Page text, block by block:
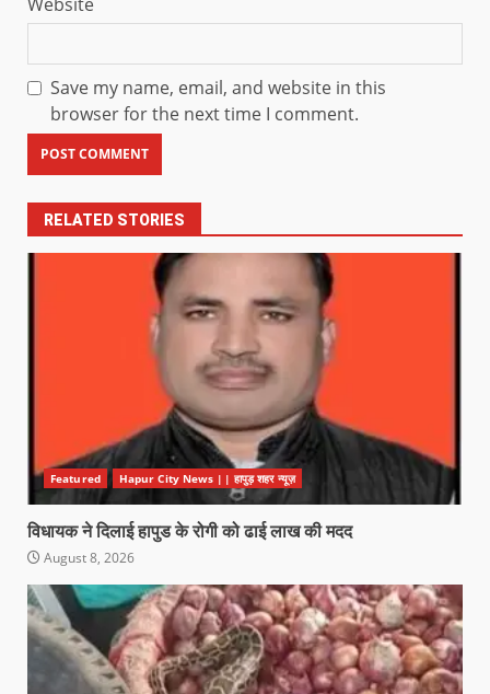
Save my name, email, and website in this
browser for the next time I comment.
RELATED STORIES
Featured Hapur City News || हापुड़ शहर न्यूज़
विधायक ने दिलाई हापुड के रोगी को ढाई लाख की मदद
August 8, 2026